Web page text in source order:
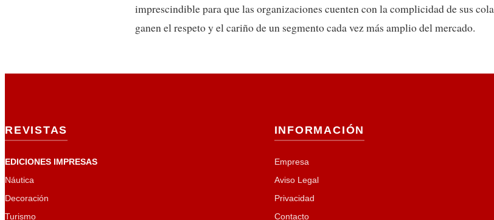
imprescindible para que las organizaciones cuenten con la complicidad de sus
ganen el respeto y el cariño de un segmento cada vez más amplio del mercado.
REVISTAS
EDICIONES IMPRESAS
Náutica
Decoración
Turismo
INFORMACIÓN
Empresa
Aviso Legal
Privacidad
Contacto